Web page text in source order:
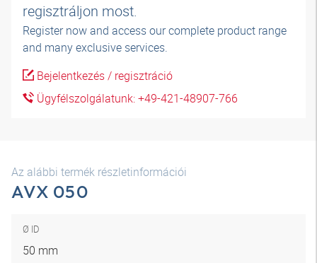
regisztráljon most.
Register now and access our complete product range
and many exclusive services.
Bejelentkezés / regisztráció
Ügyfélszolgálatunk: +49-421-48907-766
Az alábbi termék részletinformációi
AVX 050
Ø ID
50 mm